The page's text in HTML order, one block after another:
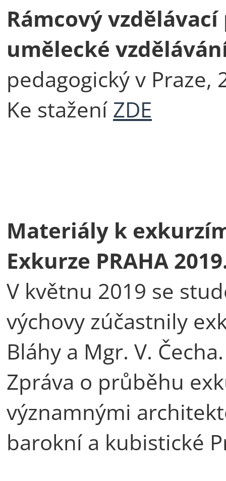
Rámcový
umělecké
pedagogický v Praze,
Ke staženíZDE
Materiály k
Exkurze PRAHA
V květnu 2019 se
výchovy zúčastnily
Bláhy a Mgr. V. Čecha.
Zpráva o průběhu
významnými
barokní a kubistické